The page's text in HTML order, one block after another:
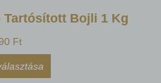
Tartósított Bojli 1 Kg
Ft